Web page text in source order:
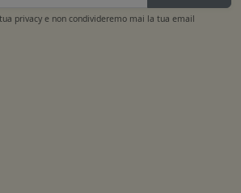
privacy e non condivideremo mai la tua email